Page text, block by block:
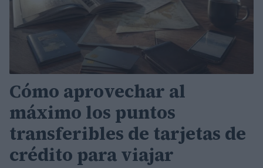
Cómo aprovechar al
máximo los puntos
transferibles de tarjetas de
crédito para viajar